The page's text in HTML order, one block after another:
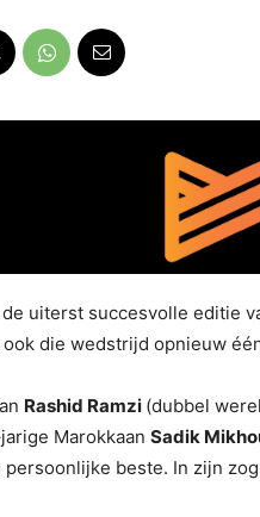
de uiterst succesvolle editie
die wedstrijd opnieuw
Rashid Ramzi (dubbel
Marokkaan Sadik
beste. In zijn